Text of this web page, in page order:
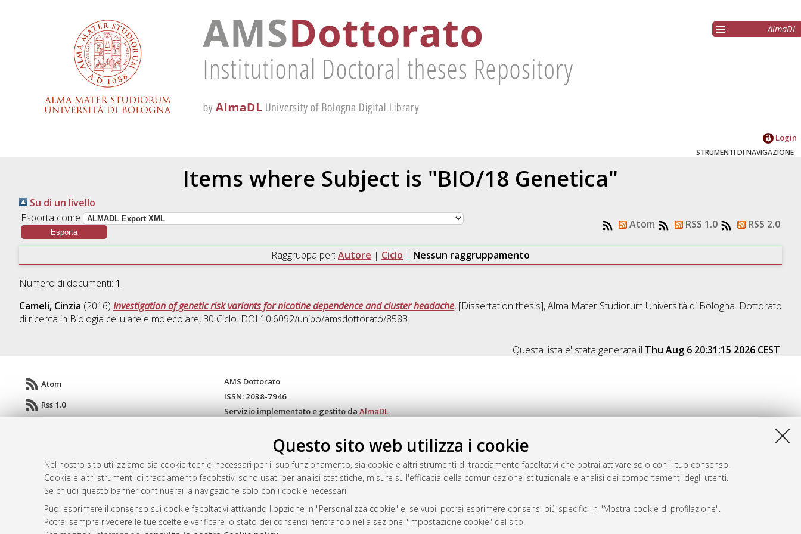
Questo sito web utilizza i cookie
Nel nostro sito utilizziamo sia cookie tecnici necessari per il suo funzionamento, sia cookie e altri strumenti di tracciamento facoltativi che potrai attivare solo con il tuo consenso.
Cookie e altri strumenti di tracciamento facoltativi sono usati per analisi statistiche, misure sull'efficacia della comunicazione istituzionale e analisi dei comportamenti degli utenti.
Se chiudi questo banner continuerai la navigazione solo con i cookie necessari.
Puoi esprimere il consenso sui cookie facoltativi attivando l'opzione in "Personalizza cookie" e, se vuoi, potrai esprimere consensi più specifici in "Mostra cookie di profilazione".
Potrai sempre rivedere le tue scelte e verificare lo stato dei consensi rientrando nella sezione "Impostazione cookie" del sito.
AlmaDL
Login
STRUMENTI DI NAVIGAZIONE
Items where Subject is "BIO/18 Genetica"
Su di un livello
Esporta come
Atom RSS 1.0 RSS 2.0
Raggruppa per: Autore | Ciclo | Nessun raggruppamento
Numero di documenti: 1.
Cameli, Cinzia (2016) Investigation of genetic risk variants for nicotine dependence and cluster headache, [Dissertation thesis], Alma Mater Studiorum Università di Bologna. Dottorato
di ricerca in Biologia cellulare e molecolare, 30 Ciclo. DOI 10.6092/unibo/amsdottorato/8583.
Questa lista e' stata generata il Thu Aug 6 20:31:15 2026 CEST.
Atom
Rss 1.0
AMS Dottorato
ISSN: 2038-7946
Servizio implementato e gestito da AlmaDL
Informativa sulla privacy
Condizioni d’uso del sito
© ALMA MATER STUDIORUM - Università di Bologna, 2007-2026.